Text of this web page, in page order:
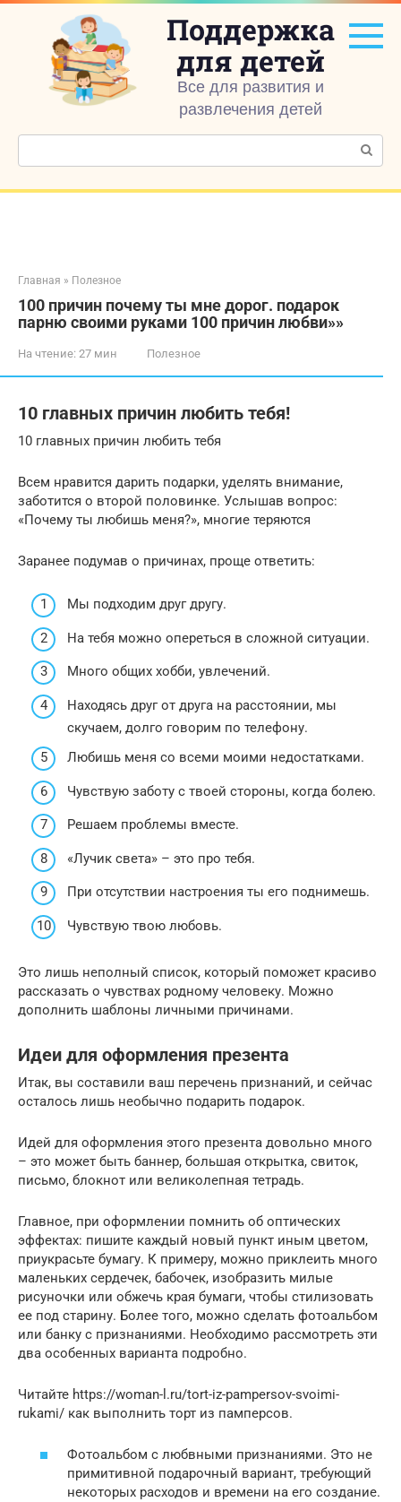
Перейти
контенту
Поддержка
для детей
Все для развития и
развлечения детей
Поиск:
Главная » Полезное
100 причин почему ты мне дорог. подарок
парню своими руками 100 причин любви»»
На чтение: 27 мин Полезное
10 главных причин любить тебя!
10 главных причин любить тебя
Всем нравится дарить подарки, уделять внимание,
заботится о второй половинке. Услышав вопрос:
«Почему ты любишь меня?», многие теряются
Заранее подумав о причинах, проще ответить:
Мы подходим друг другу.
На тебя можно опереться в сложной ситуации.
Много общих хобби, увлечений.
Находясь друг от друга на расстоянии, мы
скучаем, долго говорим по телефону.
Любишь меня со всеми моими недостатками.
Чувствую заботу с твоей стороны, когда болею.
Решаем проблемы вместе.
«Лучик света» – это про тебя.
При отсутствии настроения ты его поднимешь.
Чувствую твою любовь.
Это лишь неполный список, который поможет красиво
рассказать о чувствах родному человеку. Можно
дополнить шаблоны личными причинами.
Идеи для оформления презента
Итак, вы составили ваш перечень признаний, и сейчас
осталось лишь необычно подарить подарок.
Идей для оформления этого презента довольно много
– это может быть баннер, большая открытка, свиток,
письмо, блокнот или великолепная тетрадь.
Главное, при оформлении помнить об оптических
эффектах: пишите каждый новый пункт иным цветом,
приукрасьте бумагу. К примеру, можно приклеить много
маленьких сердечек, бабочек, изобразить милые
рисуночки или обжечь края бумаги, чтобы стилизовать
ее под старину. Более того, можно сделать фотоальбом
или банку с признаниями. Необходимо рассмотреть эти
два особенных варианта подробно.
Читайте https://woman-l.ru/tort-iz-pampersov-svoimi-
rukami/ как выполнить торт из памперсов.
Фотоальбом с любвными признаниями. Это не
примитивной подарочный вариант, требующий
некоторых расходов и времени на его создание.